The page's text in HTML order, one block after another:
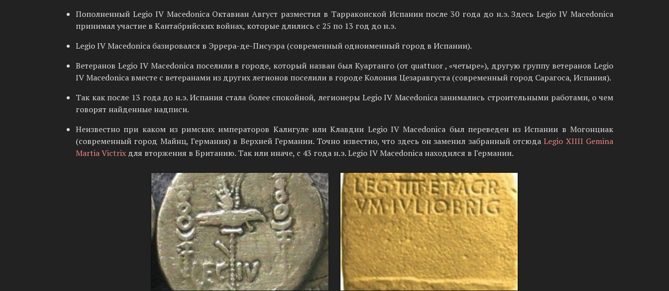
Пополненный Legio IV Macedonica Октавиан Август разместил в Тарраконской Испании после 30 года до н.э. Здесь Legio IV Macedonica
принимал участие в Кантабрийских войнах, которые длились с 25 по 13 год до н.э.
Legio IV Macedonica базировался в Эррера-де-Писуэра (современный одноименный город в Испании).
Ветеранов Legio IV Macedonica поселили в городе, который назван был Куартанго (от quattuor , «четыре»), другую группу ветеранов Legio
IV Macedonica вместе с ветеранами из других легионов поселили в городе Колония Цезаравгуста (современный город Сарагоса, Испания).
Так как после 13 года до н.э. Испания стала более спокойной, легионеры Legio IV Macedonica занимались строительными работами, о чем
говорят найденные надписи.
Неизвестно при каком из римских императоров Калигуле или Клавдии Legio IV Macedonica был переведен из Испании в Могонциак
(современный город Майнц, Германия) в Верхней Германии. Точно известно, что здесь он заменил забранный отсюдаLegio XIIII Gemina
Martia Victrix для вторжения в Британию. Так или иначе, с 43 года н.э. Legio IV Macedonica находился в Германии.